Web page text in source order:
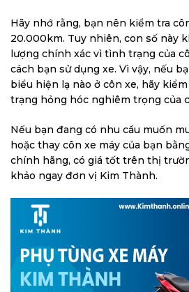
Hãy nhớ rằng, bạn nên kiểm tra
20.000km. Tuy nhiên, con số này
lượng chính xác vì tình trạng của
cách bạn sử dụng xe. Vì vậy, nếu
biểu hiện lạ nào ở côn xe, hãy
trạng hỏng hóc nghiêm trọng của
Nếu bạn đang có nhu cầu muốn
hoặc thay côn xe máy của bạn
chính hãng, có giá tốt trên thị
khảo ngay đơn vị Kim Thành.